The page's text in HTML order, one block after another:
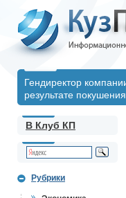
Гендиректор
результате покушения
В Клуб КП
Рубрики